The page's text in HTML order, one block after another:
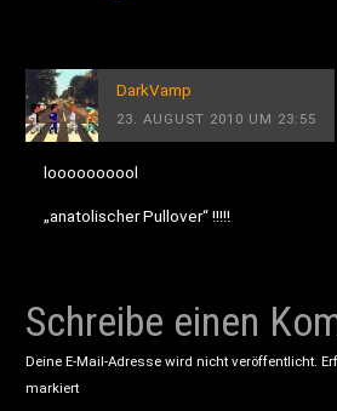
DarkVamp
23. AUGUST 2010 UM 23:55
loooooooool
„anatolischer Pullover“ !!!!!
Schreibe einen
Deine E-Mail-Adresse wird nicht veröffentlicht.
markiert